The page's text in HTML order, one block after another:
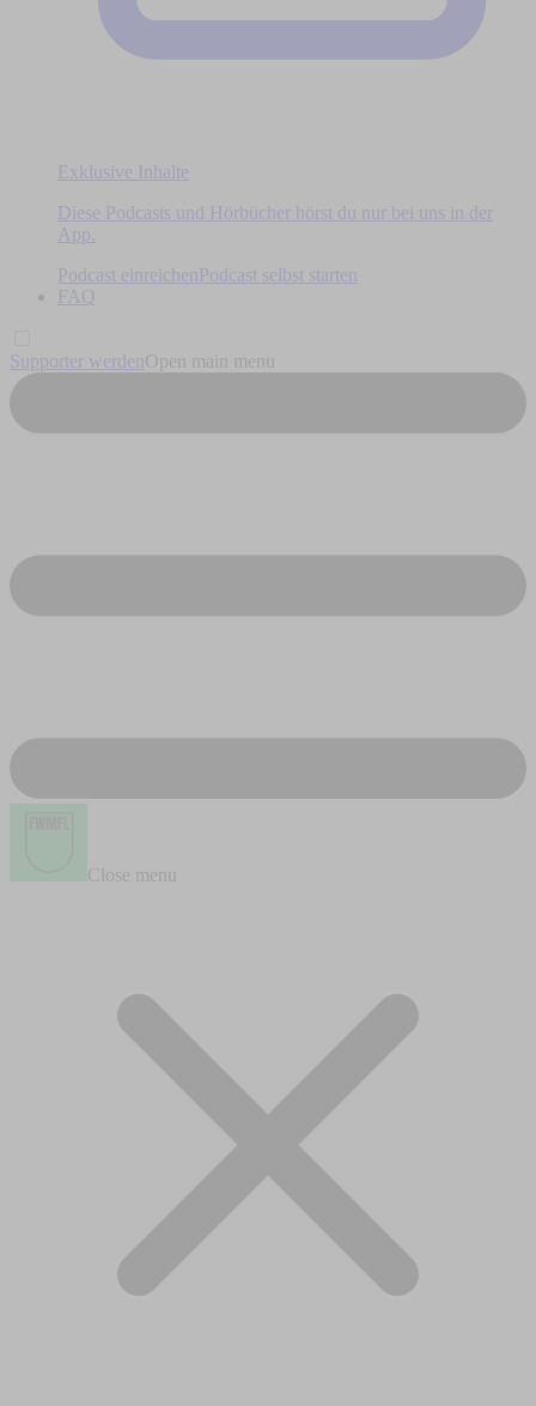
Exklusive Inhalte
Diese Podcasts und Hörbücher hörst du nur bei uns in der
App.
Podcast einreichen
Podcast selbst starten
FAQ
Supporter werden Open main menu
Close menu